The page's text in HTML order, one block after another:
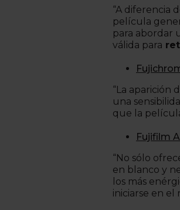
“A diferencia
película
para abordar
válida para
“La aparición
una
que la
Fujifilm
“No sólo
en blanco y
los más
iniciarse en el